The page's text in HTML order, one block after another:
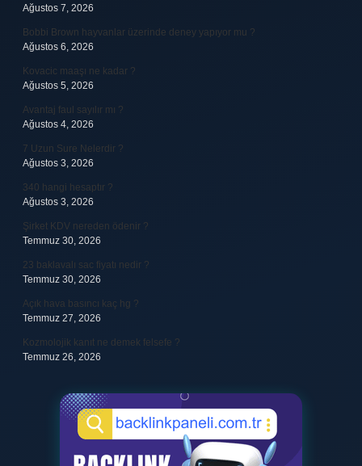
Ağustos 7, 2026
Bobbi Brown hayvanlar üzerinde deney yapıyor mu ?
Ağustos 6, 2026
Kovacic maaşı ne kadar ?
Ağustos 5, 2026
Avantaj faul sayılır mı ?
Ağustos 4, 2026
7 Uzun Sure Nelerdir ?
Ağustos 3, 2026
340 hangi hesaptır ?
Ağustos 3, 2026
Şirket KDV nereden ödenir ?
Temmuz 30, 2026
23 baklavalı sac fiyatı nedir ?
Temmuz 30, 2026
Açık hava basıncı kaç hg ?
Temmuz 27, 2026
Kozmolojik kanıt ne demek felsefe ?
Temmuz 26, 2026